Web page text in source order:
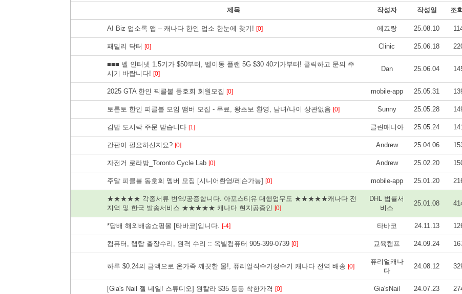
제목 작성자 작성일 조
AI Biz 업소록 앱 – 캐나다 한인 업소 한눈에 찾기! [0] 에끄랑 25.08.10
패밀리 닥터 [0] Clinic 25.06.18
■■■ 벨 인터넷 1.5기가 $50부터, 벨이동 플랜 5G $30 40기가부터! 클릭하고 문의 주
시기 바랍니다! [0]
Dan 25.06.04
2025 GTA 한인 픽클볼 동호회 회원모집 [0] mobile-app 25.05.31
토론토 한인 피클볼 모임 맴버 모집 - 무료, 왕초보 환영, 남녀/나이 상관없음 [0] Sunny 25.05.28
김밥 도시락 주문 받습니다 [1] 클린매니아 25.05.24
간판이 필요하신지요? [0] Andrew 25.04.06
자전거 로라방_Toronto Cycle Lab [0] Andrew 25.02.20
주말 피클볼 동호회 멤버 모집 [시니어환영/레슨가능] [0] mobile-app 25.01.20
★★★★★ 각종서류 번역/공증합니다. 아포스티유 대행업무도 ★★★★★캐나다 전
지역 및 한국 발송서비스 ★★★★★ 캐나다 현지공증인 [0]
DHL 법률서
비스
25.01.08
*담배 해외배송쇼핑몰 [타바코]입니다. [-4] 타바코 24.11.13
컴퓨터, 랩탑 출장수리, 원격 수리 :: 옥빌컴퓨터 905-399-0739 [0] 교육캠프 24.09.24
하루 $0.24의 금액으로 온가족 깨끗한 물!, 퓨리얼직수기정수기 캐나다 전역 배송 [0]
퓨리얼캐나
다
24.08.12
[Gia's Nail 젤 네일! 스튜디오] 원칼라 $35 등등 착한가격 [0] Gia'sNail 24.07.23